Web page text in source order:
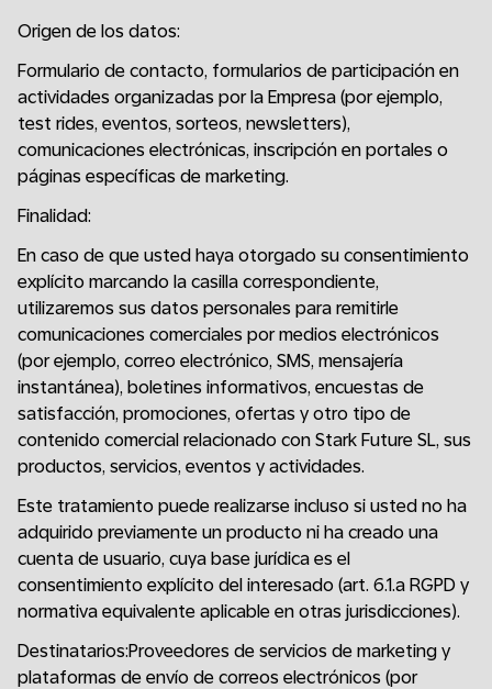
Origen de los datos:
Formulario de contacto, formularios de participación en
actividades organizadas por la Empresa (por ejemplo,
test rides, eventos, sorteos, newsletters),
comunicaciones electrónicas, inscripción en portales o
páginas específicas de marketing.
Finalidad:
En caso de que usted haya otorgado su consentimiento
explícito marcando la casilla correspondiente,
utilizaremos sus datos personales para remitirle
comunicaciones comerciales por medios electrónicos
(por ejemplo, correo electrónico, SMS, mensajería
instantánea), boletines informativos, encuestas de
satisfacción, promociones, ofertas y otro tipo de
contenido comercial relacionado con Stark Future SL, sus
productos, servicios, eventos y actividades.
Este tratamiento puede realizarse incluso si usted no ha
adquirido previamente un producto ni ha creado una
cuenta de usuario, cuya base jurídica es el
consentimiento explícito del interesado (art. 6.1.a RGPD y
normativa equivalente aplicable en otras jurisdicciones).
Destinatarios:Proveedores de servicios de marketing y
plataformas de envío de correos electrónicos (por